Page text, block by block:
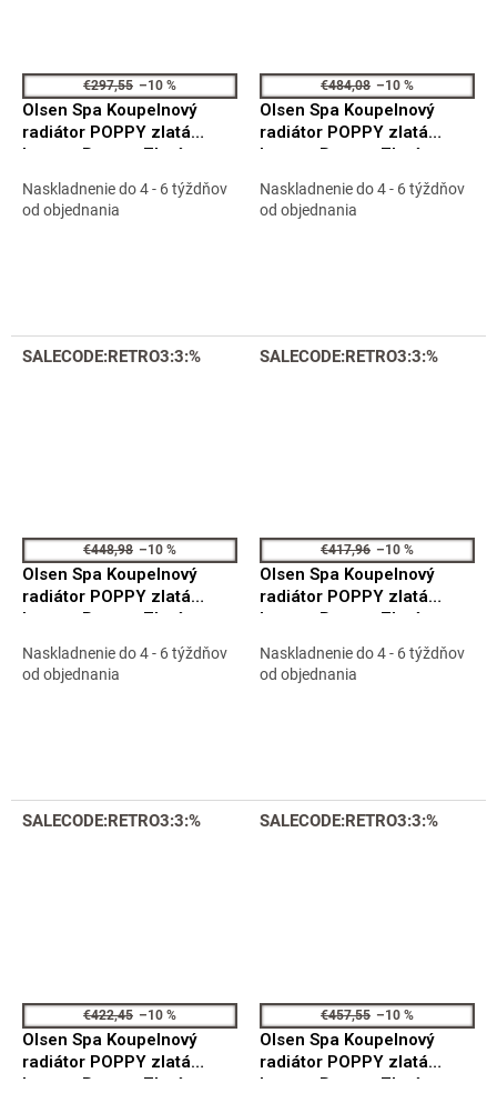
€297,55 –10 %
Olsen Spa Koupelnový
radiátor POPPY zlatá
barva - Barva - Zlatá,
400 W, Rozměr A - 50 cm,
Rozměr C - 100 cm,
Naskladnenie do 4 - 6 týždňov
od objednania
€484,08 –10 %
Olsen Spa Koupelnový
radiátor POPPY zlatá
barva - Barva - Zlatá,
900 W, Rozměr A - 60 cm,
Rozměr C - 165 cm,
Naskladnenie do 4 - 6 týždňov
od objednania
SALECODE:RETRO3:3:%
€448,98 –10 %
Olsen Spa Koupelnový
radiátor POPPY zlatá
barva - Barva - Zlatá,
600 W, Rozměr A - 50 cm,
Rozměr C - 165 cm,
Naskladnenie do 4 - 6 týždňov
od objednania
SALECODE:RETRO3:3:%
€417,96 –10 %
Olsen Spa Koupelnový
radiátor POPPY zlatá
barva - Barva - Zlatá,
600 W, Rozměr A - 40 cm,
Rozměr C - 165 cm,
Naskladnenie do 4 - 6 týždňov
od objednania
SALECODE:RETRO3:3:%
€422,45 –10 %
Olsen Spa Koupelnový
radiátor POPPY zlatá
barva - Barva - Zlatá,
SALECODE:RETRO3:3:%
€457,55 –10 %
Olsen Spa Koupelnový
radiátor POPPY zlatá
barva - Barva - Zlatá,